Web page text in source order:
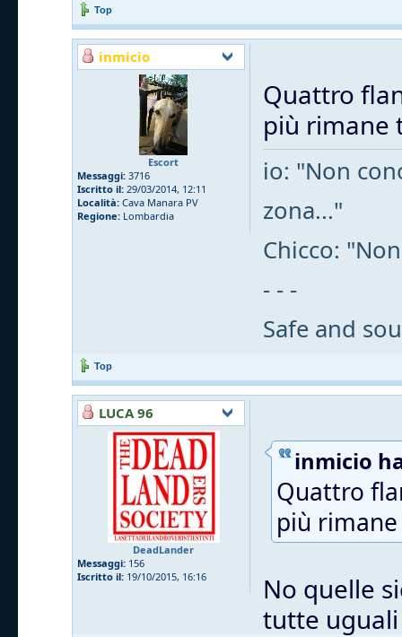
Top
inmicio
Escort
Messaggi: 3716
Iscritto il: 29/03/2014, 12:11
Località: Cava Manara PV
Regione: Lombardia
Quattro
più rimane
io: "Non
zona..."
Chicco:
- - -
Safe and
Top
LUCA 96
DeadLander
Messaggi: 156
Iscritto il: 19/10/2015, 16:16
inmicio
Quattro
più
No quelle
tutte uguali